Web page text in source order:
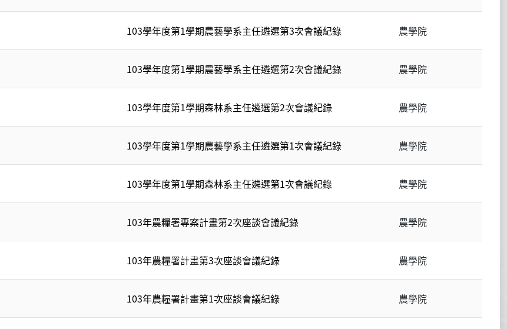
103學年度第1學期農藝學系主任遴選第3次會議紀錄 農學院
103學年度第1學期農藝學系主任遴選第2次會議紀錄 農學院
103學年度第1學期森林系主任遴選第2次會議紀錄 農學院
103學年度第1學期農藝學系主任遴選第1次會議紀錄 農學院
103學年度第1學期森林系主任遴選第1次會議紀錄 農學院
103年農糧署專案計畫第2次座談會議紀錄 農學院
103年農糧署計畫第3次座談會議紀錄 農學院
103年農糧署計畫第1次座談會議紀錄 農學院